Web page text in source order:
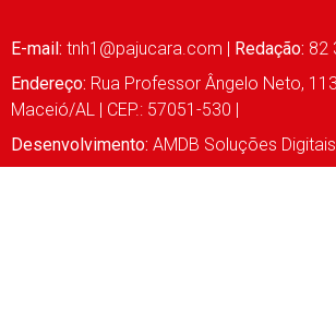
E-mail: tnh1@pajucara.com | Redação: 82
Endereço: Rua Professor Ângelo Neto,
Maceió/AL | CEP.: 57051-530 |
Desenvolvimento: AMDB Soluções Digitais